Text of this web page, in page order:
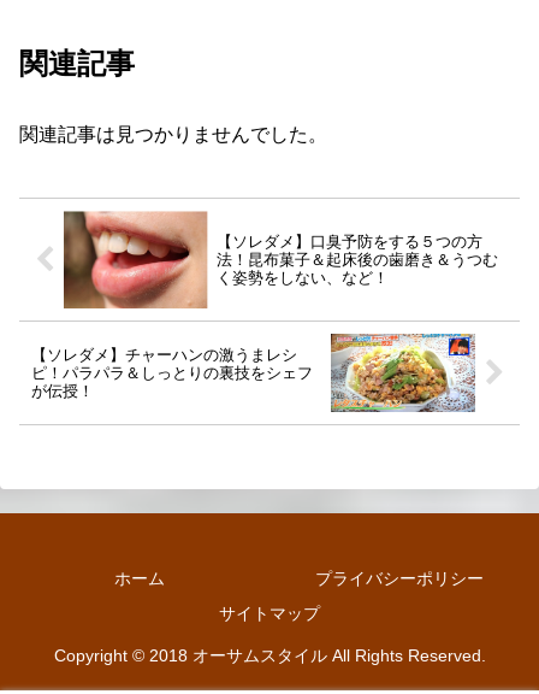
関連記事
関連記事は見つかりませんでした。
【ソレダメ】口臭予防をする５つの方
法！昆布菓子＆起床後の歯磨き＆うつむ
く姿勢をしない、など！
【ソレダメ】チャーハンの激うまレシ
ピ！パラパラ＆しっとりの裏技をシェフ
が伝授！
ホーム
プライバシーポリシー
サイトマップ
Copyright © 2018 オーサムスタイル All Rights Reserved.